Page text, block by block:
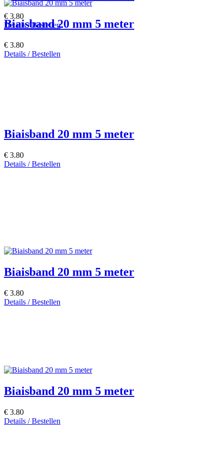
€ 3.80
Details / Bestellen
Biaisband 20 mm 5 meter
€ 3.80
Details / Bestellen
Biaisband 20 mm 5 meter
€ 3.80
Details / Bestellen
Biaisband 20 mm 5 meter
€ 3.80
Details / Bestellen
Biaisband 20 mm 5 meter
€ 3.80
Details / Bestellen